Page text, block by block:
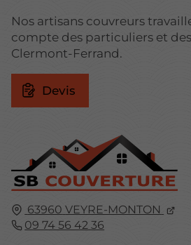
63960 VEYRE-MONTON
09 74 56 42 36
Nos artisans couvreurs
compte des particuliers et
Clermont-Ferrand.
Devis